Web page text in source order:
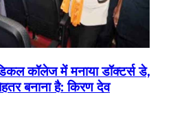
कॉलेज में मनाया डॉक्टर्स डे,
बनाना है: किरण देव